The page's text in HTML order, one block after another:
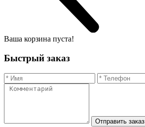
Ваша корзина пуста!
Быстрый заказ
Отправить заказ